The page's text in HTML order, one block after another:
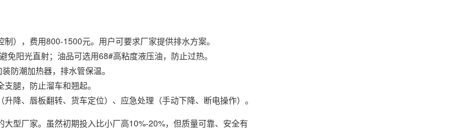
），费用800-1500元。用户可要求厂家提供排水方案。
阳光直射；油品可选用68#高粘度液压油，防止过热。
防潮加热器，排水管保温。
腿，防止溜车和翘起。
降、唇板翻转、货车定位）、应急处理（手动下降、断电操作）。
型厂家。虽然初期投入比小厂高10%-20%，但质量可靠、安全有